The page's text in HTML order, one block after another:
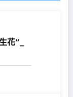
花”_